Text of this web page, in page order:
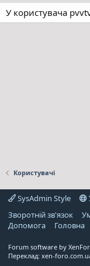
У користувача
Користувачі
SysAdmin Style
Зворотній зв'язок
Дoпoмoга
Головна
Forum software by
Переклад: xen-